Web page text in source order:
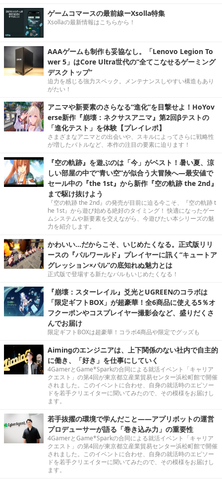
ゲームコマースの最前線ーXsolla特集
Xsollaの最新情報はこちらから！
AAAゲームも制作も妥協なし。「Lenovo Legion To
wer 5」はCore Ultra世代の“全てこなせるゲーミング
デスクトップ”
迫力を感じる強力スペック。メンテナンスしやすい構造もあり
がたい！
アニマや新要素のさらなる“進化”を目撃せよ！HoYov
erse新作『崩壊：ネクサスアニマ』第2回βテストの
「進化テスト」を体験【プレイレポ】
さまざまなアニマとの出会いや、スキルによってさらに戦略性
が増したバトルなど、本作の注目の要素に迫ります！
『空の軌跡』を遊ぶのは「今」がベスト！暑い夏、涼
しい部屋の中で“青い空”が似合う大冒険へ―最安値で
セール中の『the 1st』から新作『空の軌跡 the 2nd』
まで駆け抜けよう
『空の軌跡 the 2nd』の発売が目前に迫る今こそ、『空の軌跡 t
he 1st』から遊び始める絶好のタイミング！ 快適になったゲー
ムシステムや新要素を交えながら、今遊びたい本シリーズの魅
力を紹介します。
かわいい…だからこそ、いじめたくなる。正式版リリ
ースの『パルワールド』プレイヤーに訊く“キュートア
グレッション×パル”の底知れぬ魅力とは
正式版で登場する新たなパルもいじめたくなる！
『崩壊：スターレイル』爻光とUGREENのコラボは
「限定ギフトBOX」が超豪華！全6商品に使える5％オ
フクーポンやコスプレイヤー撮影会など、盛りだくさ
んでお届け
限定ギフトBOXは超豪華！コラボ4商品や限定でグッズも
Aimingのエンジニアは、上下関係のない社内で自主的
に働き、「好き」を仕事にしていく
4GamerとGame*Sparkの合同による就活イベント「キャリア
クエスト」の第4回が東京都立産業貿易センター浜松町館で開催
されました。このイベントに合わせ、自身の就活時のエピソー
ドを若手クリエイターに聞いてみたので、その模様をお届けし
ます。
若手抜擢の環境で学んだこと――アプリボットの運営
プロデューサーが語る「巻き込み力」の重要性
4GamerとGame*Sparkの合同による就活イベント「キャリア
クエスト」の第4回が東京都立産業貿易センター浜松町館で開催
されました。このイベントに合わせ、自身の就活時のエピソー
ドを若手クリエイターに聞いてみたので、その模様をお届けし
ます。